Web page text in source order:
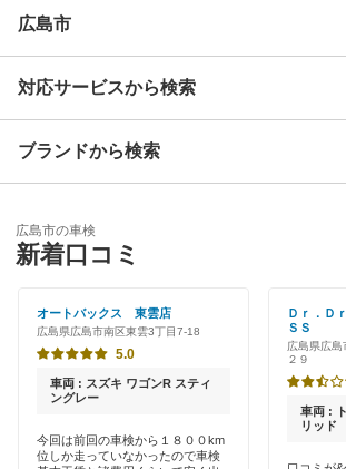
広島市
広島市安芸区
広島市安佐南区
広島市佐伯区
広島市中区
広島市西区
広島市東区
広島市南区
対応サービスから検索
Award 受賞店
特典あり
クレジットカードOK
土日祝OK
ブランドから検索
「車検の速太郎」
オートバックス
チャレンジ車検
出光リテール車検
伊藤忠エネクス
広島市の車検
新着口コミ
オートバックス 東雲店
広島県広島市南区東雲3丁目7-18
5.0
車両 : スズキ ワゴンR スティ
ングレー
今回は前回の車検から１８００km
位しか走っていなかったので車検
Ｄｒ．Ｄ
ＳＳ
広島県広島
２９
車両 :
リッド